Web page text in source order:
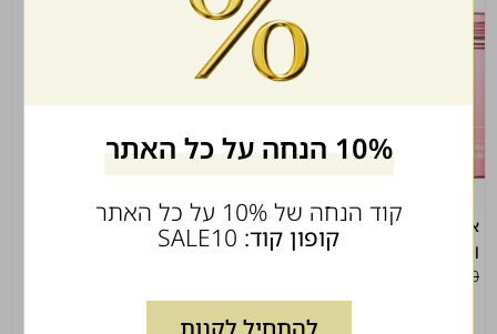
אוסיס תריל שוורצקופף Osis
Thrill
79.00
אקווה ווקס אדום
80.00
₪
49.00
10% הנחה על כל האתר
קוד הנחה של 10% על כל האתר
קופון קוד:
להתחיל לקנות